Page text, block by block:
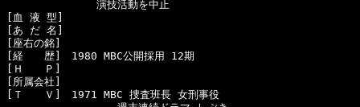
演技活動を中止
[血 液 型]
[あ だ 名]
[座右の銘]
[経　　歴]　1980 MBC公開採用 12期
[Ｈ　　Ｐ]
[所属会社]
[Ｔ　　Ｖ]　1971 MBC 捜査班長 女刑事役